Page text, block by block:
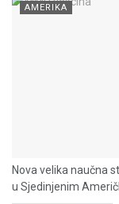
AMERIKA
Nova velika naučna
u Sjedinjenim